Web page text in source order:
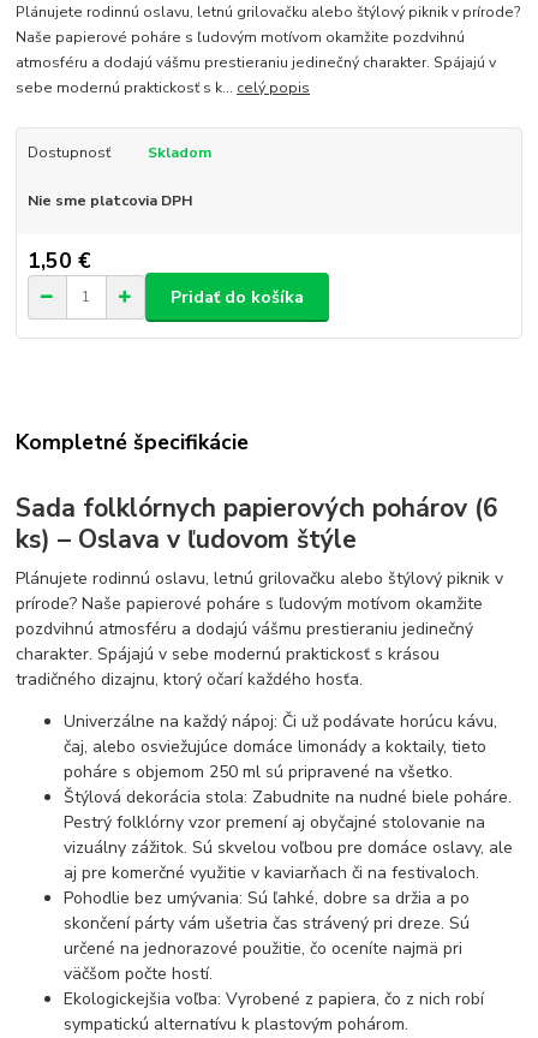
Plánujete rodinnú oslavu, letnú grilovačku alebo štýlový piknik v prírode?
Naše papierové poháre s ľudovým motívom okamžite pozdvihnú
atmosféru a dodajú vášmu prestieraniu jedinečný charakter. Spájajú v
sebe modernú praktickosť s k... celý popis
Dostupnosť Skladom
Nie sme platcovia DPH
1,50 €
Pridať do košíka
Kompletné špecifikácie
Sada folklórnych papierových pohárov (6
ks) – Oslava v ľudovom štýle
Plánujete rodinnú oslavu, letnú grilovačku alebo štýlový piknik v
prírode? Naše papierové poháre s ľudovým motívom okamžite
pozdvihnú atmosféru a dodajú vášmu prestieraniu jedinečný
charakter. Spájajú v sebe modernú praktickosť s krásou
tradičného dizajnu, ktorý očarí každého hosťa.
Univerzálne na každý nápoj: Či už podávate horúcu kávu,
čaj, alebo osviežujúce domáce limonády a koktaily, tieto
poháre s objemom 250 ml sú pripravené na všetko.
Štýlová dekorácia stola: Zabudnite na nudné biele poháre.
Pestrý folklórny vzor premení aj obyčajné stolovanie na
vizuálny zážitok. Sú skvelou voľbou pre domáce oslavy, ale
aj pre komerčné využitie v kaviarňach či na festivaloch.
Pohodlie bez umývania: Sú ľahké, dobre sa držia a po
skončení párty vám ušetria čas strávený pri dreze. Sú
určené na jednorazové použitie, čo oceníte najmä pri
väčšom počte hostí.
Ekologickejšia voľba: Vyrobené z papiera, čo z nich robí
sympatickú alternatívu k plastovým pohárom.